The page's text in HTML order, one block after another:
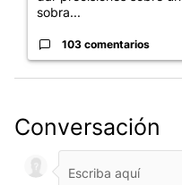
sobra...
103 comentarios
Conversación